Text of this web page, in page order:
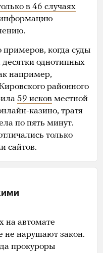
в 46 случаях
информацию
когда суды
десятки однотипных
например,
районного
59 исков местной
казино, тратя
по пять минут.
только
сайтов.
на автомате
не нарушают закон.
прокуроры